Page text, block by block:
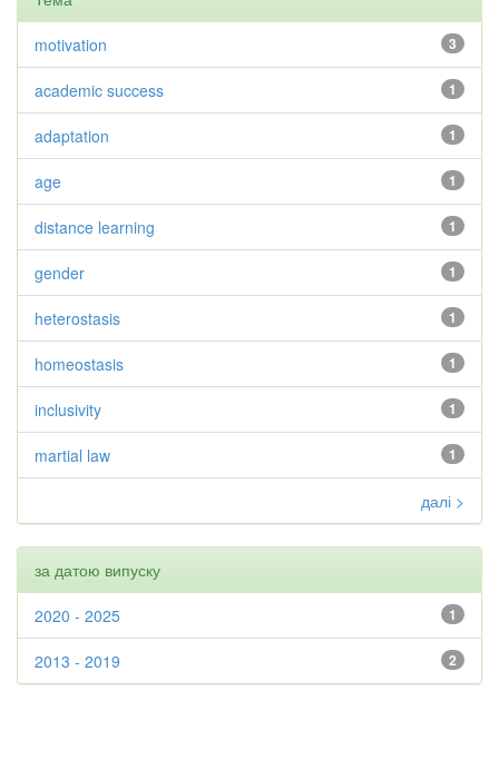
3
motivation
1
academic success
1
adaptation
1
age
1
distance learning
1
gender
1
heterostasis
1
homeostasis
1
inclusivity
1
martial law
далі >
за датою випуску
1
2020 - 2025
2
2013 - 2019